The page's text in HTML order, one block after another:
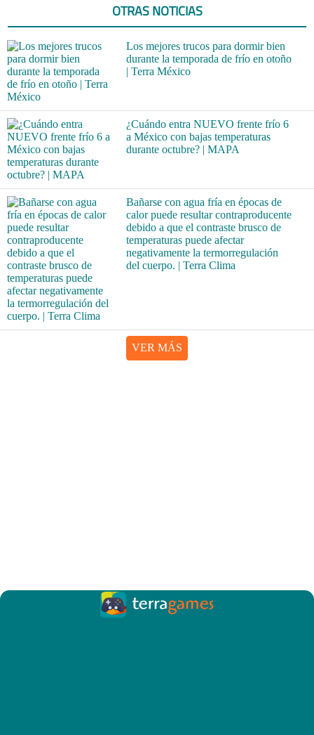
OTRAS NOTICIAS
Los mejores trucos para dormir bien
durante la temporada de frío en otoño
| Terra México
¿Cuándo entra NUEVO frente frío 6
a México con bajas temperaturas
durante octubre? | MAPA
Bañarse con agua fría en épocas de
calor puede resultar contraproducente
debido a que el contraste brusco de
temperaturas puede afectar
negativamente la termorregulación
del cuerpo. | Terra Clima
VER MÁS